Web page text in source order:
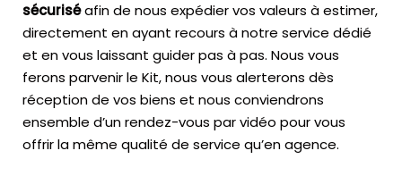
sécuriséafin de nous expédier vos valeurs à estimer,
directement en ayant recours à notre service dédié
et en vous laissant guider pas à pas. Nous vous
ferons parvenir le Kit, nous vous alerterons dès
réception de vos biens et nous conviendrons
ensemble d’un rendez-vous par vidéo pour vous
offrir la même qualité de service qu’en agence.